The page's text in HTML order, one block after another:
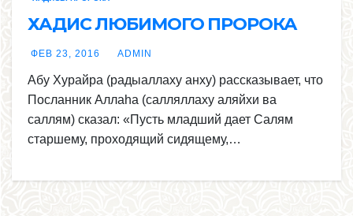
ХАДИС ЛЮБИМОГО ПРОРОКА
ФЕВ 23, 2016 ADMIN
Абу Хурайра (радыаллаху анху) рассказывает, что
Посланник Аллаhа (салляллаху аляйхи ва
саллям) сказал: «Пусть младший дает Салям
старшему, проходящий сидящему,…